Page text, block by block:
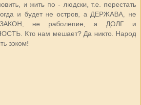
и жить по - людски, т.е. перестать
и будет не остров, а ДЕРЖАВА, не
не раболепие, а ДОЛГ и
Кто нам мешает? Да никто. Народ
зэком!